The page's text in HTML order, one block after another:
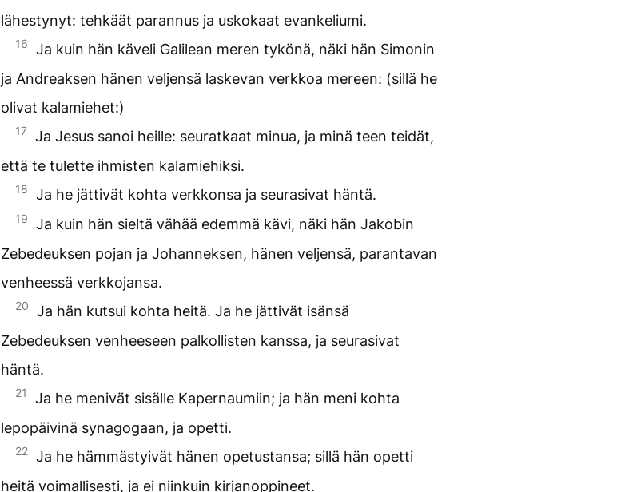
lähestynyt: tehkäät parannus ja uskokaat evankeliumi.
16
Ja kuin hän käveli Galilean meren tykönä, näki hän Simonin
ja Andreaksen hänen veljensä laskevan verkkoa mereen: (sillä he
olivat kalamiehet:)
17 Ja Jesus sanoi heille: seuratkaat minua, ja minä teen teidät,
että te tulette ihmisten kalamiehiksi.
18 Ja he jättivät kohta verkkonsa ja seurasivat häntä.
19
Ja kuin hän sieltä vähää edemmä kävi, näki hän Jakobin
Zebedeuksen pojan ja Johanneksen, hänen veljensä, parantavan
venheessä verkkojansa.
20
Ja hän kutsui kohta heitä. Ja he jättivät isänsä
Zebedeuksen venheeseen palkollisten kanssa, ja seurasivat
häntä.
21
Ja he menivät sisälle Kapernaumiin; ja hän meni kohta
lepopäivinä synagogaan, ja opetti.
22 Ja he hämmästyivät hänen opetustansa; sillä hän opetti
heitä voimallisesti, ja ei niinkuin kirjanoppineet.